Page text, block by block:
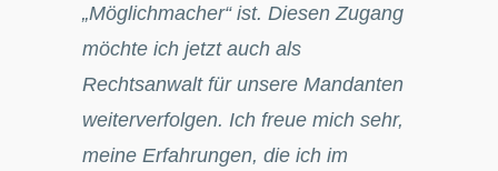
„Möglichmacher“ ist. Diesen Zugang
möchte ich jetzt auch als
Rechtsanwalt für unsere Mandanten
weiterverfolgen. Ich freue mich sehr,
meine Erfahrungen, die ich im